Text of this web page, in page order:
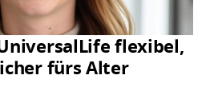
flexibel,
fürs Alter